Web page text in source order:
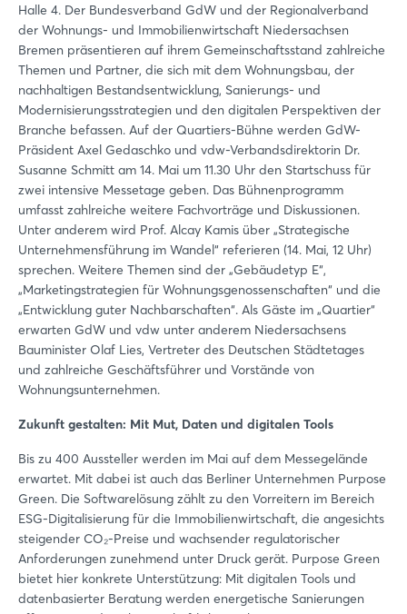
Halle 4. Der Bundesverband GdW und der Regionalverband
der Wohnungs- und Immobilienwirtschaft Niedersachsen
Bremen präsentieren auf ihrem Gemeinschaftsstand zahlreiche
Themen und Partner, die sich mit dem Wohnungsbau, der
nachhaltigen Bestandsentwicklung, Sanierungs- und
Modernisierungsstrategien und den digitalen Perspektiven der
Branche befassen. Auf der Quartiers-Bühne werden GdW-
Präsident Axel Gedaschko und vdw-Verbandsdirektorin Dr.
Susanne Schmitt am 14. Mai um 11.30 Uhr den Startschuss für
zwei intensive Messetage geben. Das Bühnenprogramm
umfasst zahlreiche weitere Fachvorträge und Diskussionen.
Unter anderem wird Prof. Alcay Kamis über „Strategische
Unternehmensführung im Wandel“ referieren (14. Mai, 12 Uhr)
sprechen. Weitere Themen sind der „Gebäudetyp E“,
„Marketingstrategien für Wohnungsgenossenschaften“ und die
„Entwicklung guter Nachbarschaften“. Als Gäste im „Quartier“
erwarten GdW und vdw unter anderem Niedersachsens
Bauminister Olaf Lies, Vertreter des Deutschen Städtetages
und zahlreiche Geschäftsführer und Vorstände von
Wohnungsunternehmen.
Zukunft gestalten: Mit Mut, Daten und digitalen Tools
Bis zu 400 Aussteller werden im Mai auf dem Messegelände
erwartet. Mit dabei ist auch das Berliner Unternehmen Purpose
Green. Die Softwarelösung zählt zu den Vorreitern im Bereich
ESG-Digitalisierung für die Immobilienwirtschaft, die angesichts
steigender CO₂-Preise und wachsender regulatorischer
Anforderungen zunehmend unter Druck gerät. Purpose Green
bietet hier konkrete Unterstützung: Mit digitalen Tools und
datenbasierter Beratung werden energetische Sanierungen